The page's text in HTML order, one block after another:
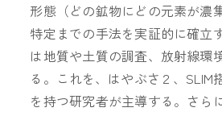
形態（どの鉱物にどの元素が濃
特定までの手法を実証的に確立
は地質や土質の調査、放射線環
る。これを、はやぶさ２、SLIM
を持つ研究者が主導する。さら